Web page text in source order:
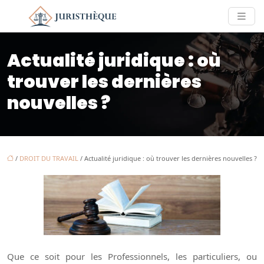
Actualité juridique : où
trouver les dernières
nouvelles ?
/ DROIT DU TRAVAIL / Actualité juridique : où trouver les dernières nouvelles ?
Que ce soit pour les Professionnels, les particuliers, ou